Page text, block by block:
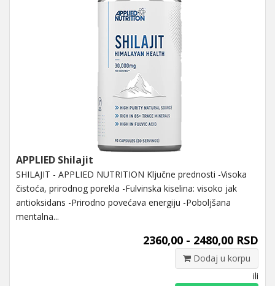
APPLIED Shilajit
SHILAJIT - APPLIED NUTRITION Ključne prednosti -Visoka
čistoća, prirodnog porekla -Fulvinska kiselina: visoko jak
antioksidans -Prirodno povećava energiju -Poboljšana
mentalna...
2360,00 - 2480,00 RSD
Dodaj u korpu
ili